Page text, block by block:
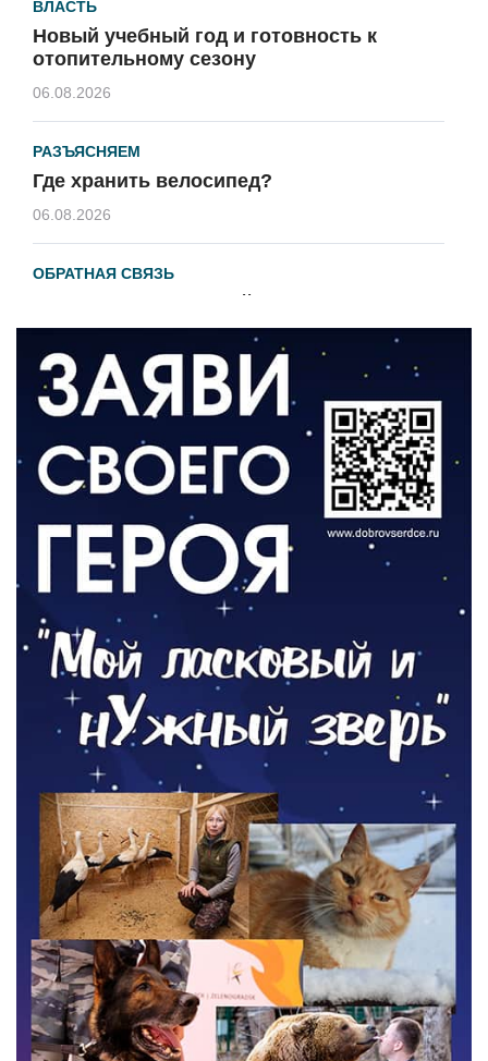
ВЛАСТЬ
Новый учебный год и готовность к
отопительному сезону
06.08.2026
РАЗЪЯСНЯЕМ
Где хранить велосипед?
06.08.2026
ОБРАТНАЯ СВЯЗЬ
ВЛАСТЬ
День памяти и «Симфония народов»
06.08.2026
Новый настил на экотропе
05.08.2026